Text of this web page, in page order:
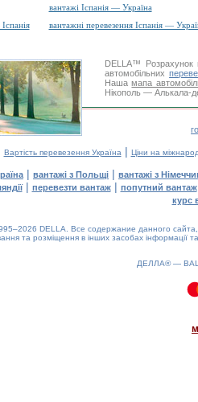
вантажі Іспанія — Україна
вантажні перевезення Іспанія —
DELLA™
Розрахунок
автомобільних
Нашамапа
Нікополь — Алькала-
Вартість перевезення Україна | Ціни на
| вантажі з Польщі | вантажі з
| перевезти вантаж| попутний вантаж
курс
DELLA. Все содержание данного
та розміщення в інших засобах інформації
ДЕЛЛА® —